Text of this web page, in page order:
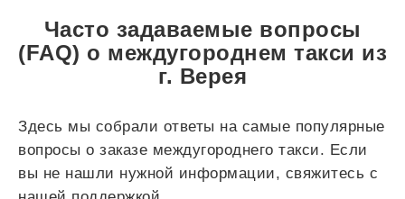
Часто задаваемые вопросы
(FAQ) о междугороднем такси из
г. Верея
Здесь мы собрали ответы на самые популярные
вопросы о заказе междугороднего такси. Если
вы не нашли нужной информации, свяжитесь с